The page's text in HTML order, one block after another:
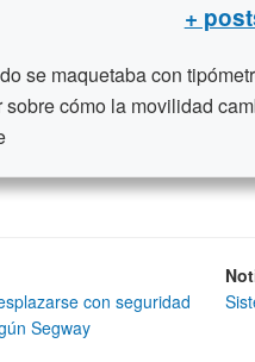
+
se maquetaba con
cómo la movilidad
con seguridad
Segway